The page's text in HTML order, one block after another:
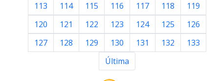
113
114 115 116 117 118
119
120
121 122 123 124 125
126
127
128 129 130 131 132
133
Última